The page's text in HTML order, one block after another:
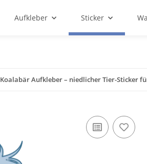
Aufkleber Sticker
Koalabär Aufkleber – niedlicher Tier-Sticker